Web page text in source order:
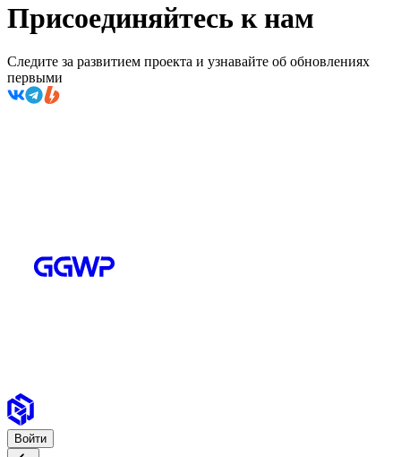
Присоединяйтесь к нам
Следите за развитием проекта и узнавайте об обновлениях
первыми
Войти